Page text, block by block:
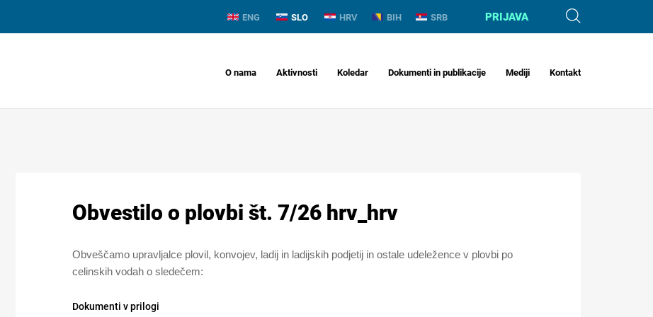
ENG SLO HRV BIH SRB PRIJAVA
O nama Aktivnosti Koledar Dokumenti in publikacije Mediji Kontakt
Obvestilo o plovbi št. 7/26 hrv_hrv
Obveščamo upravljalce plovil, konvojev, ladij in ladijskih podjetij in ostale udeležence v plovbi po
celinskih vodah o sledečem:
Dokumenti v prilogi